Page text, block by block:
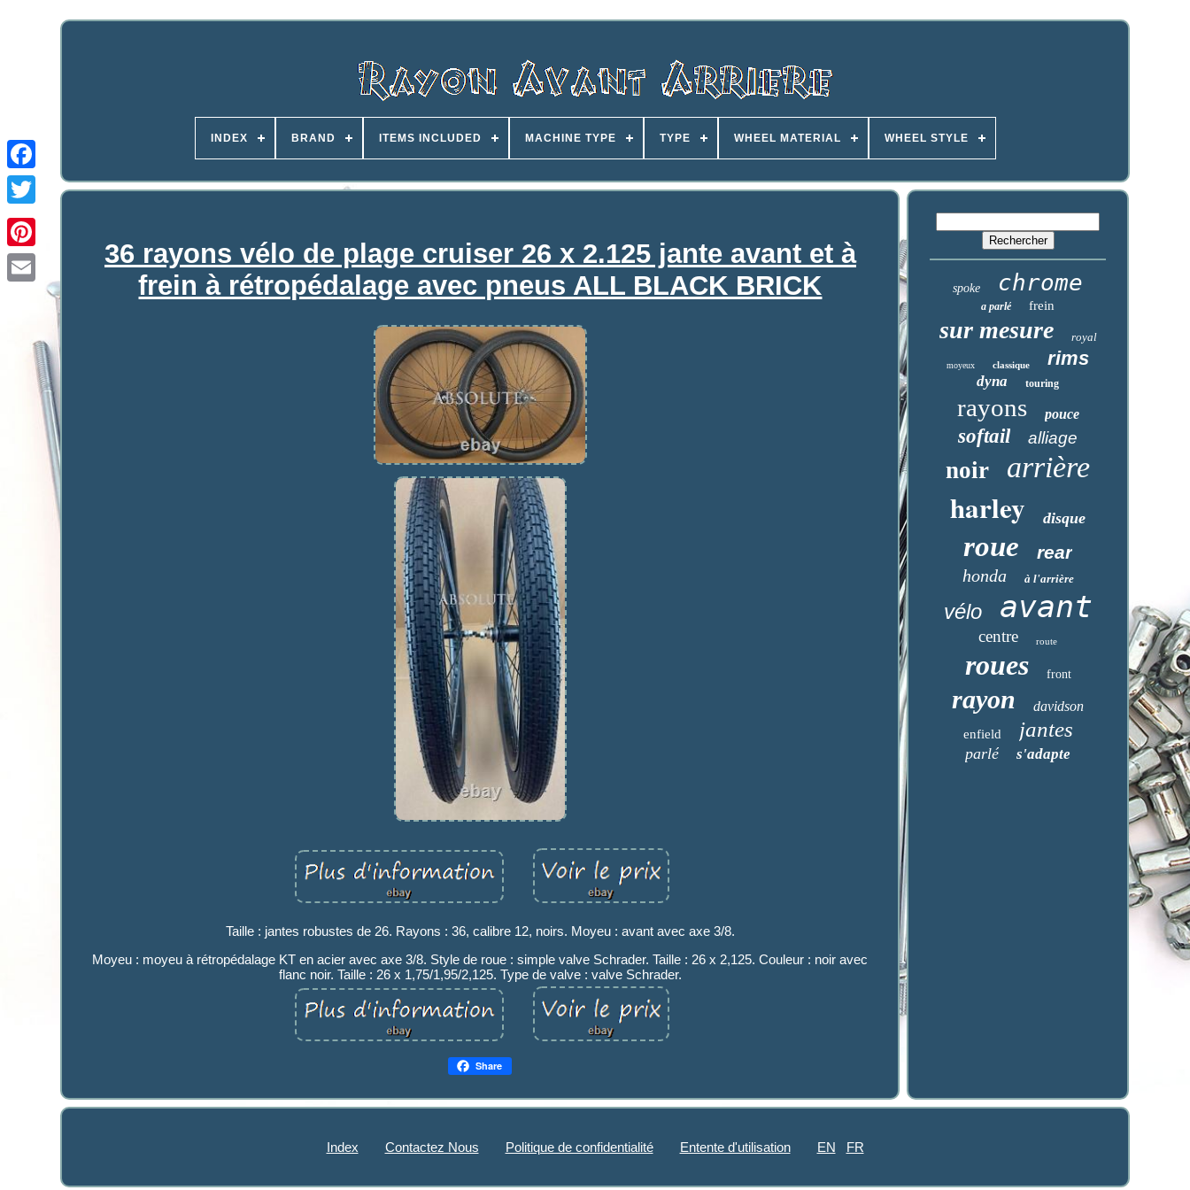
INDEX BRAND ITEMS INCLUDED MACHINE TYPE TYPE WHEEL MATERIAL WHEEL STYLE
36 rayons vélo de plage cruiser 26 x 2.125 jante avant et à
frein à rétropédalage avec pneus ALL BLACK BRICK
Taille : jantes robustes de 26. Rayons : 36, calibre 12, noirs. Moyeu : avant avec axe 3/8.
Moyeu : moyeu à rétropédalage KT en acier avec axe 3/8. Style de roue : simple valve Schrader. Taille : 26 x 2,125. Couleur : noir avec
flanc noir. Taille : 26 x 1,75/1,95/2,125. Type de valve : valve Schrader.
Share
spoke chrome
a parlé frein
sur mesure royal
moyeux classique rims
dyna touring
rayons pouce
softail alliage
noir arrière
harley disque
roue rear
honda à l'arrière
vélo avant
centre route
roues front
rayon davidson
enfield jantes
parlé s'adapte
Index Contactez Nous Politique de confidentialité Entente d'utilisation EN FR